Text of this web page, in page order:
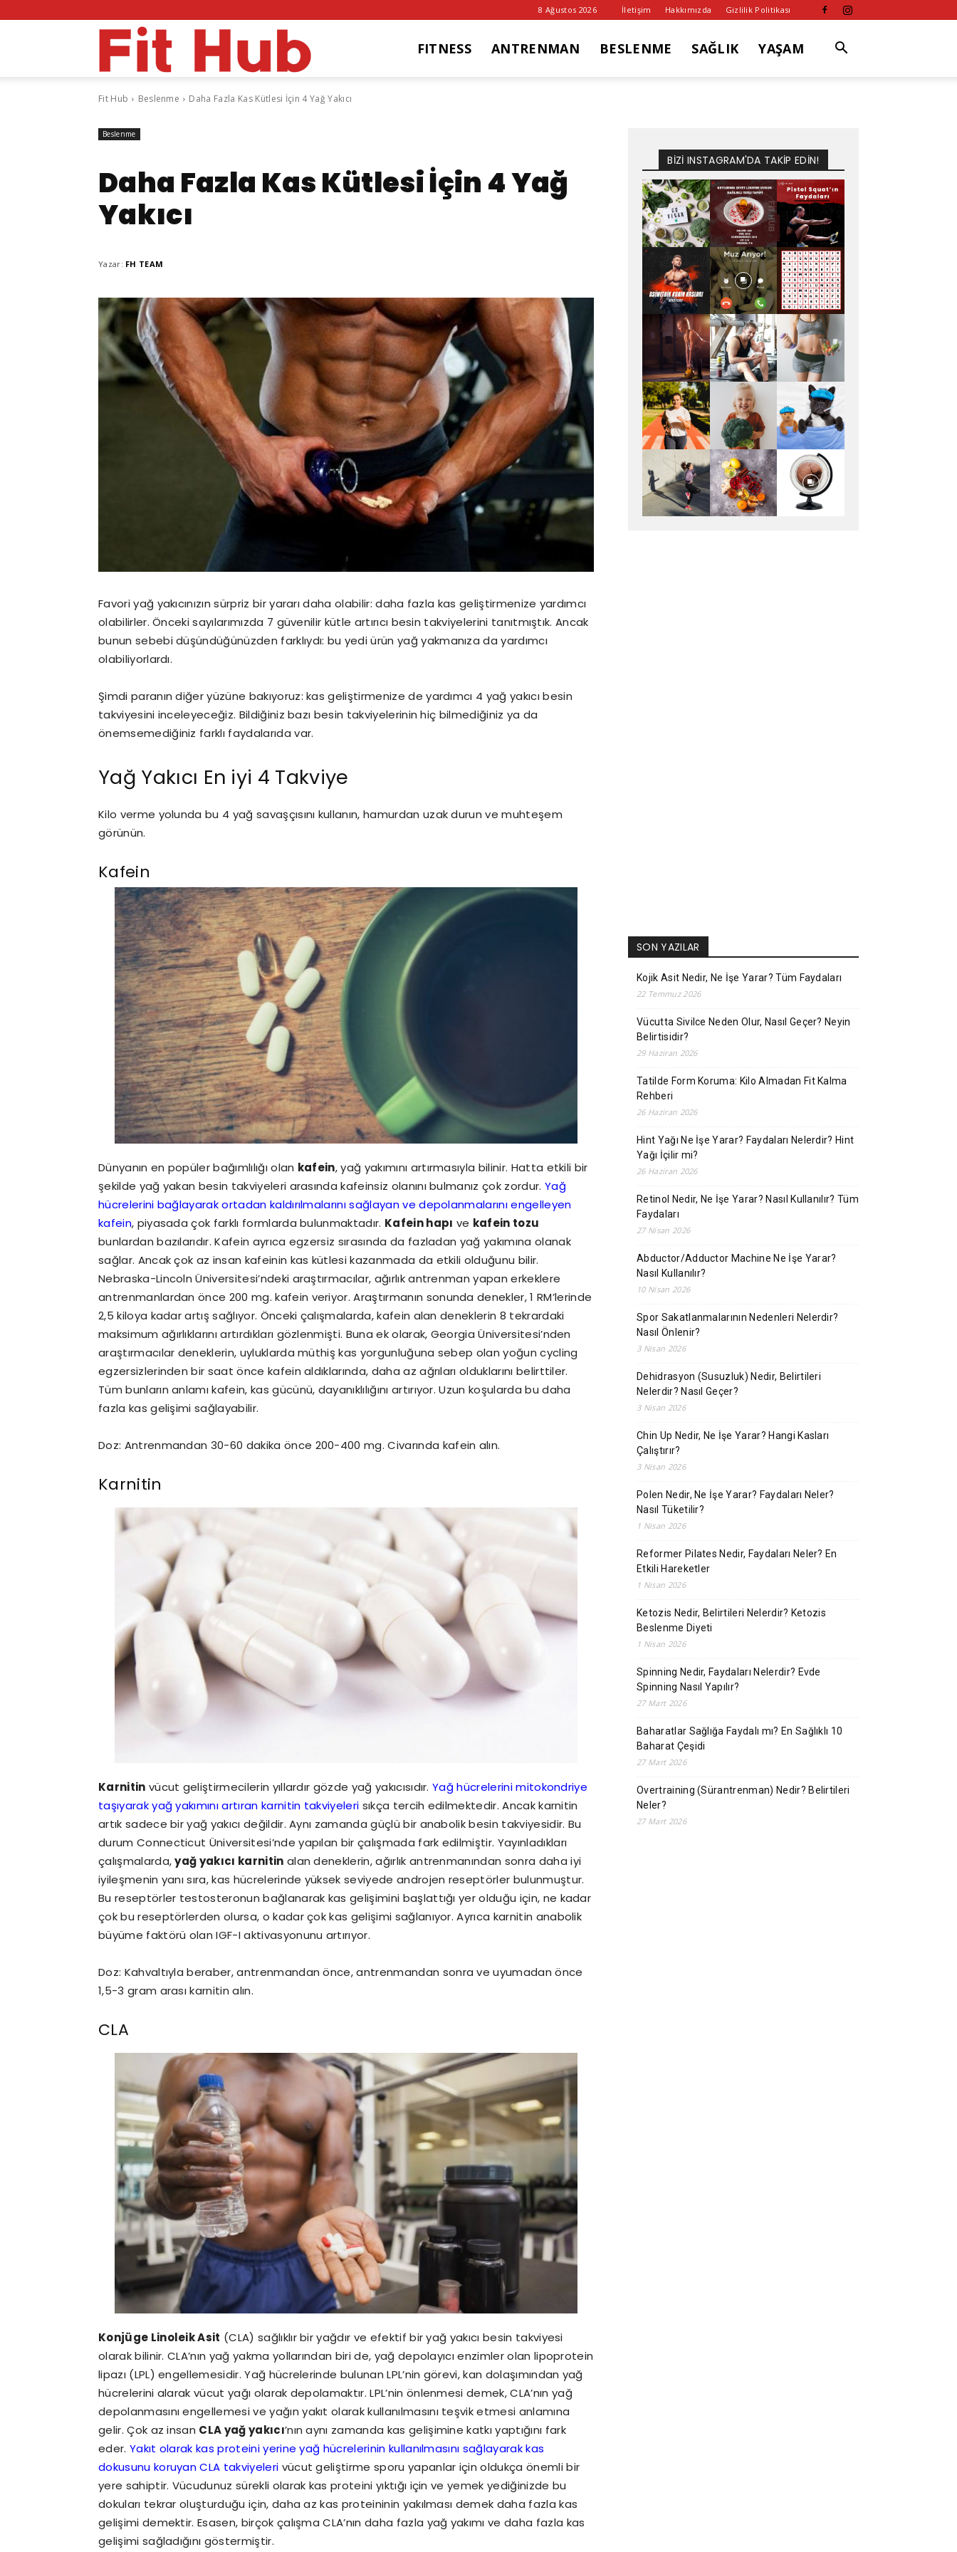
8 Ağustos 2026 İletişim Hakkımızda Gizlilik Politikası
Hub
FITNESS ANTRENMAN BESLENME SAĞLIK YAŞAM
Fit Hub Beslenme Daha Fazla Kas Kütlesi İçin 4 Yağ Yakıcı
Beslenme
Daha Fazla Kas Kütlesi İçin 4 Yağ
Yakıcı
Yazar: FH TEAM
Favori yağ yakıcınızın sürpriz bir yararı daha olabilir: daha fazla kas geliştirmenize yardımcı
olabilirler. Önceki sayılarımızda 7 güvenilir kütle artırıcı besin takviyelerini tanıtmıştık. Ancak
bunun sebebi düşündüğünüzden farklıydı: bu yedi ürün yağ yakmanıza da yardımcı
olabiliyorlardı.
Şimdi paranın diğer yüzüne bakıyoruz: kas geliştirmenize de yardımcı 4 yağ yakıcı besin
takviyesini inceleyeceğiz. Bildiğiniz bazı besin takviyelerinin hiç bilmediğiniz ya da
önemsemediğiniz farklı faydalarıda var.
Yağ Yakıcı En iyi 4 Takviye
Kilo verme yolunda bu 4 yağ savaşçısını kullanın, hamurdan uzak durun ve muhteşem
görünün.
Kafein
Dünyanın en popüler bağımlılığı olan kafein, yağ yakımını artırmasıyla bilinir. Hatta etkili bir
şekilde yağ yakan besin takviyeleri arasında kafeinsiz olanını bulmanız çok zordur. Yağ
hücrelerini bağlayarak ortadan kaldırılmalarını sağlayan ve depolanmalarını engelleyen
kafein, piyasada çok farklı formlarda bulunmaktadır. Kafein hapı ve kafein tozu
bunlardan bazılarıdır. Kafein ayrıca egzersiz sırasında da fazladan yağ yakımına olanak
sağlar. Ancak çok az insan kafeinin kas kütlesi kazanmada da etkili olduğunu bilir.
Nebraska-Lincoln Üniversitesi’ndeki araştırmacılar, ağırlık antrenman yapan erkeklere
antrenmanlardan önce 200 mg. kafein veriyor. Araştırmanın sonunda denekler, 1 RM’lerinde
2,5 kiloya kadar artış sağlıyor. Önceki çalışmalarda, kafein alan deneklerin 8 tekrardaki
maksimum ağırlıklarını artırdıkları gözlenmişti. Buna ek olarak, Georgia Üniversitesi’nden
araştırmacılar deneklerin, uyluklarda müthiş kas yorgunluğuna sebep olan yoğun cycling
egzersizlerinden bir saat önce kafein aldıklarında, daha az ağrıları olduklarını belirttiler.
Tüm bunların anlamı kafein, kas gücünü, dayanıklılığını artırıyor. Uzun koşularda bu daha
fazla kas gelişimi sağlayabilir.
Doz: Antrenmandan 30-60 dakika önce 200-400 mg. Civarında kafein alın.
Karnitin
Karnitin vücut geliştirmecilerin yıllardır gözde yağ yakıcısıdır.Yağ hücrelerini mitokondriye
taşıyarak yağ yakımını artıran karnitin takviyeleri sıkça tercih edilmektedir. Ancak karnitin
artık sadece bir yağ yakıcı değildir. Aynı zamanda güçlü bir anabolik besin takviyesidir. Bu
durum Connecticut Üniversitesi’nde yapılan bir çalışmada fark edilmiştir. Yayınladıkları
çalışmalarda,yağ yakıcı karnitin alan deneklerin, ağırlık antrenmanından sonra daha iyi
iyileşmenin yanı sıra, kas hücrelerinde yüksek seviyede androjen reseptörler bulunmuştur.
Bu reseptörler testosteronun bağlanarak kas gelişimini başlattığı yer olduğu için, ne kadar
çok bu reseptörlerden olursa, o kadar çok kas gelişimi sağlanıyor. Ayrıca karnitin anabolik
büyüme faktörü olan IGF-I aktivasyonunu artırıyor.
Doz: Kahvaltıyla beraber, antrenmandan önce, antrenmandan sonra ve uyumadan önce
1,5-3 gram arası karnitin alın.
CLA
Konjüge Linoleik Asit (CLA) sağlıklır bir yağdır ve efektif bir yağ yakıcı besin takviyesi
olarak bilinir. CLA’nın yağ yakma yollarından biri de, yağ depolayıcı enzimler olan lipoprotein
lipazı (LPL) engellemesidir. Yağ hücrelerinde bulunan LPL’nin görevi, kan dolaşımından yağ
hücrelerini alarak vücut yağı olarak depolamaktır. LPL’nin önlenmesi demek, CLA’nın yağ
depolanmasını engellemesi ve yağın yakıt olarak kullanılmasını teşvik etmesi anlamına
gelir. Çok az insan CLA yağ yakıcı’nın aynı zamanda kas gelişimine katkı yaptığını fark
eder. Yakıt olarak kas proteini yerine yağ hücrelerinin kullanılmasını sağlayarak kas
dokusunu koruyan CLA takviyeleri vücut geliştirme sporu yapanlar için oldukça önemli bir
yere sahiptir. Vücudunuz sürekli olarak kas proteini yıktığı için ve yemek yediğinizde bu
dokuları tekrar oluşturduğu için, daha az kas proteininin yakılması demek daha fazla kas
gelişimi demektir. Esasen, birçok çalışma CLA’nın daha fazla yağ yakımı ve daha fazla kas
gelişimi sağladığını göstermiştir.
BİZİ INSTAGRAM'DA TAKİP EDİN!
SON YAZILAR
Kojik Asit Nedir, Ne İşe Yarar? Tüm Faydaları
22 Temmuz 2026
Vücutta Sivilce Neden Olur, Nasıl Geçer? Neyin
Belirtisidir?
29 Haziran 2026
Tatilde Form Koruma: Kilo Almadan Fit Kalma
Rehberi
26 Haziran 2026
Hint Yağı Ne İşe Yarar? Faydaları Nelerdir? Hint
Yağı İçilir mi?
26 Haziran 2026
Retinol Nedir, Ne İşe Yarar? Nasıl Kullanılır? Tüm
Faydaları
27 Nisan 2026
Abductor/Adductor Machine Ne İşe Yarar?
Nasıl Kullanılır?
10 Nisan 2026
Spor Sakatlanmalarının Nedenleri Nelerdir?
Nasıl Önlenir?
3 Nisan 2026
Dehidrasyon (Susuzluk) Nedir, Belirtileri
Nelerdir? Nasıl Geçer?
3 Nisan 2026
Chin Up Nedir, Ne İşe Yarar? Hangi Kasları
Çalıştırır?
3 Nisan 2026
Polen Nedir, Ne İşe Yarar? Faydaları Neler?
Nasıl Tüketilir?
1 Nisan 2026
Reformer Pilates Nedir, Faydaları Neler? En
Etkili Hareketler
1 Nisan 2026
Ketozis Nedir, Belirtileri Nelerdir? Ketozis
Beslenme Diyeti
1 Nisan 2026
Spinning Nedir, Faydaları Nelerdir? Evde
Spinning Nasıl Yapılır?
27 Mart 2026
Baharatlar Sağlığa Faydalı mı? En Sağlıklı 10
Baharat Çeşidi
27 Mart 2026
Overtraining (Sürantrenman) Nedir? Belirtileri
Neler?
27 Mart 2026